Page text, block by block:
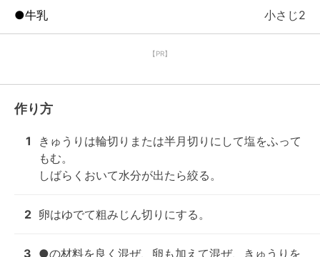
●牛乳 小さじ2
【PR】
作り方
1
きゅうりは輪切りまたは半月切りにして塩をふって
もむ。
しばらくおいて水分が出たら絞る。
2 卵はゆでて粗みじん切りにする。
3 ●の材料を良く混ぜ、卵も加えて混ぜ、きゅうりを